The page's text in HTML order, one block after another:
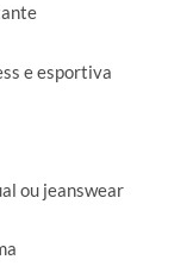
e esportiva
ou jeanswear